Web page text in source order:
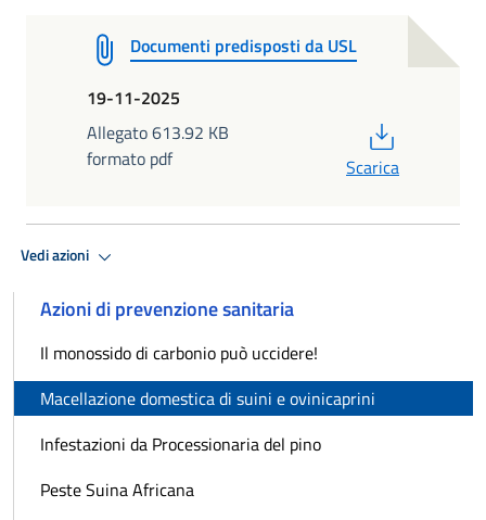
Documenti predisposti da USL
19-11-2025
Allegato 613.92 KB
formato pdf
Scarica
Vedi azioni
Azioni di prevenzione sanitaria
Il monossido di carbonio può uccidere!
Macellazione domestica di suini e ovinicaprini
Infestazioni da Processionaria del pino
Peste Suina Africana